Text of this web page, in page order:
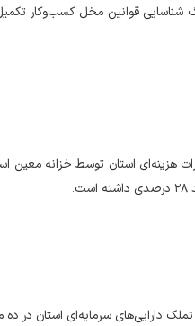
دارایی مازندران اعلام کرد: تا پایان دی‌ماه ۱۴۰۴، پنج کاربرگ
مازندران از پرداخت ۲۷ هزار و ۹۲۷ میلیارد ریال اعتبارات
سرمایه‌ای استان در ده ماهه سال